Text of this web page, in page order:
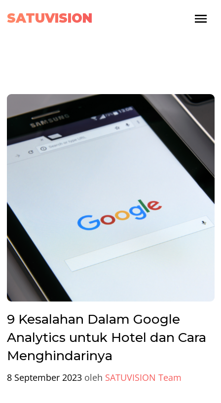
SATUVISION
9 Kesalahan Dalam Google
Analytics untuk Hotel dan Cara
Menghindarinya
8 September 2023oleh SATUVISION Team